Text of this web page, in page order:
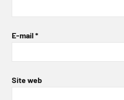
E-mail *
Site web